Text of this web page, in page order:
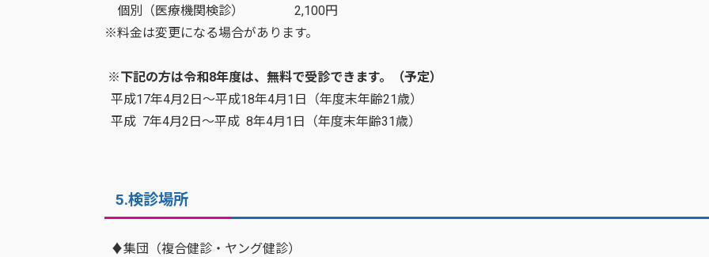
個別（医療機関検診） 2,100円
※料金は変更になる場合があります。
※下記の方は令和8年度は、無料で受診できます。（予定）
平成17年4月2日～平成18年4月1日（年度末年齢21歳）
平成 7年4月2日～平成 8年4月1日（年度末年齢31歳）
5.検診場所
♦集団（複合健診・ヤング健診）